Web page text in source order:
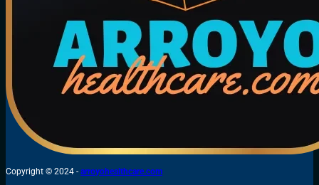
Copyright © 2024 - arroyohealthcare.com